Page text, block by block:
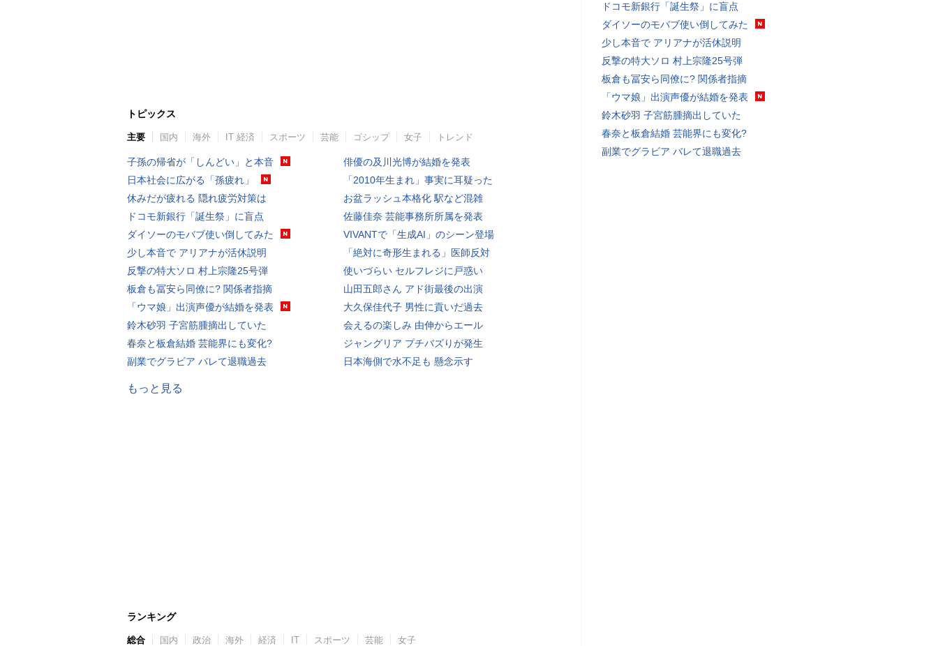
トピックス
主要 国内 海外 IT 経済 スポーツ 芸能 ゴシップ 女子 トレンド
子孫の帰省が「しんどい」と本音
日本社会に広がる「孫疲れ」
休みだが疲れる 隠れ疲労対策は
ドコモ新銀行「誕生祭」に盲点
ダイソーのモバブ使い倒してみた
少し本音で アリアナが活休説明
反撃の特大ソロ 村上宗隆25号弾
板倉も冨安ら同僚に? 関係者指摘
「ウマ娘」出演声優が結婚を発表
鈴木砂羽 子宮筋腫摘出していた
春奈と板倉結婚 芸能界にも変化?
副業でグラビア バレて退職過去
俳優の及川光博が結婚を発表
「2010年生まれ」事実に耳疑った
お盆ラッシュ本格化 駅など混雑
佐藤佳奈 芸能事務所所属を発表
VIVANTで「生成AI」のシーン登場
「絶対に奇形生まれる」医師反対
使いづらい セルフレジに戸惑い
山田五郎さん アド街最後の出演
大久保佳代子 男性に貢いだ過去
会えるの楽しみ 由伸からエール
ジャングリア プチバズりが発生
日本海側で水不足も 懸念示す
もっと見る
ランキング
総合 国内 政治 海外 経済 IT スポーツ 芸能 女子
ドコモ新銀行「誕生祭」に盲点
ダイソーのモバブ使い倒してみた
少し本音で アリアナが活休説明
反撃の特大ソロ 村上宗隆25号弾
板倉も冨安ら同僚に? 関係者指摘
「ウマ娘」出演声優が結婚を発表
鈴木砂羽 子宮筋腫摘出していた
春奈と板倉結婚 芸能界にも変化?
副業でグラビア バレて退職過去